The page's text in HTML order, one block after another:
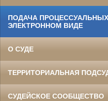
ПОДАЧА
ЭЛЕКТРОННОМ ВИДЕ
О СУДЕ
ТЕРРИТОРИАЛЬНАЯ
СУДЕЙСКОЕ СООБЩЕСТВО